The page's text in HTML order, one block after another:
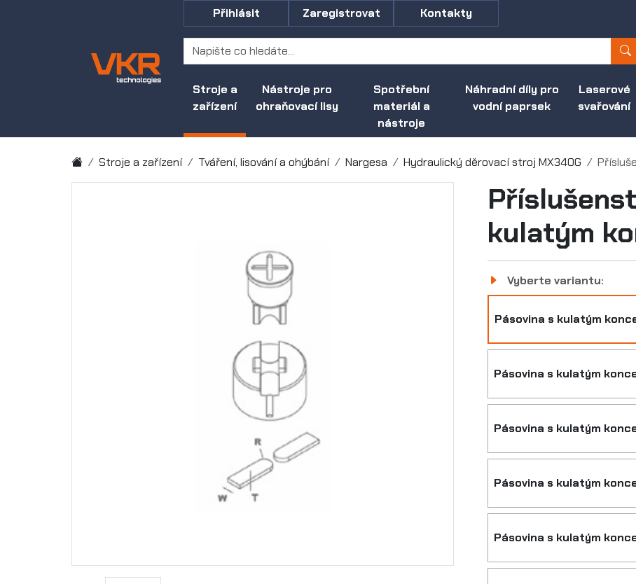
Stroje a
zařízení
Nástroje pro
ohraňovací lisy
Spotřební
materiál a
nástroje
Náhradní díly pro
vodní paprsek
Laserové
svařování
Přihlásit Zaregistrovat Kontakty
Stroje a zařízení Tváření, lisování a ohýbání Nargesa Hydraulický děrovací stroj MX340G
kulatým
Vyberte variantu:
Pásovina s kulatým
Pásovina s kulatým
Pásovina s kulatým
Pásovina s kulatým
Pásovina s kulatým